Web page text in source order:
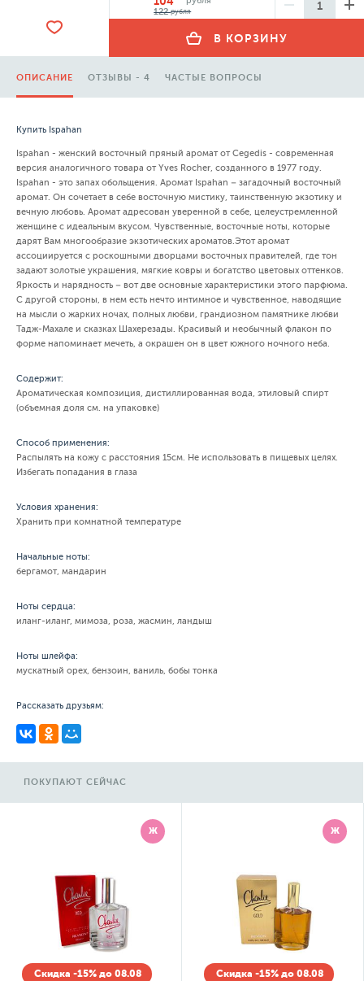
122рубля
В КОРЗИНУ
ОПИСАНИЕ ОТЗЫВЫ - 4 ЧАСТЫЕ ВОПРОСЫ
Купить Ispahan
Ispahan - женский восточный пряный аромат от Cegedis - современная
версия аналогичного товара от Yves Rocher, созданного в 1977 году.
Ispahan - это запах обольщения. Аромат Ispahan – загадочный восточный
аромат. Он сочетает в себе восточную мистику, таинственную экзотику и
вечную любовь. Аромат адресован уверенной в себе, целеустремленной
женщине с идеальным вкусом. Чувственные, восточные ноты, которые
дарят Вам многообразие экзотических ароматов.Этот аромат
ассоциируется с роскошными дворцами восточных правителей, где тон
задают золотые украшения, мягкие ковры и богатство цветовых оттенков.
Яркость и нарядность – вот две основные характеристики этого парфюма.
С другой стороны, в нем есть нечто интимное и чувственное, наводящие
на мысли о жарких ночах, полных любви, грандиозном памятнике любви
Тадж-Махале и сказках Шахерезады. Красивый и необычный флакон по
форме напоминает мечеть, а окрашен он в цвет южного ночного неба.
Содержит:
Ароматическая композиция, дистиллированная вода, этиловый спирт
(объемная доля см. на упаковке)
Способ применения:
Распылять на кожу с расстояния 15см. Не использовать в пищевых целях.
Избегать попадания в глаза
Условия хранения:
Хранить при комнатной температуре
Начальные ноты:
бергамот, мандарин
Ноты сердца:
иланг-иланг, мимоза, роза, жасмин, ландыш
Ноты шлейфа:
мускатный орех, бензоин, ваниль, бобы тонка
Рассказать друзьям:
ПОКУПАЮТ СЕЙЧАС
Скидка -15% до 08.08 Скидка -15% до 08.08